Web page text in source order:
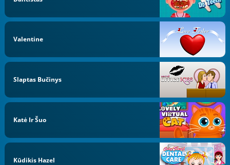
Valentine
Slaptas Bučinys
Katė Ir Šuo
Kūdikis Hazel